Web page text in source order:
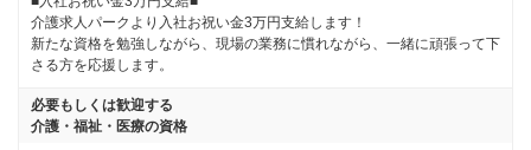
介護求人パークより入社お祝い金3万円支給します！
新たな資格を勉強しながら、現場の業務に慣れながら、一緒に頑張って下
さる方を応援します。
必要もしくは歓迎する
介護・福祉・医療の資格